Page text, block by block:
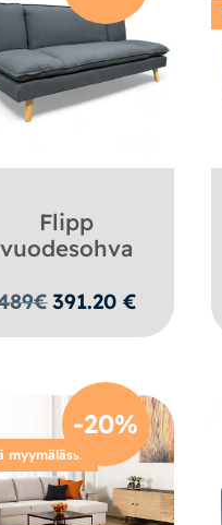
Flipp
vuodesohva
€391.20 €
-20%
myymälässä